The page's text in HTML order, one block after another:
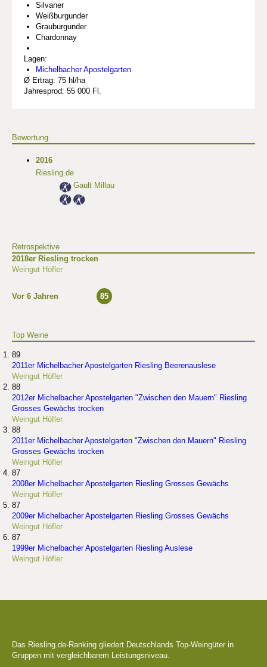
Silvaner
Weißburgunder
Grauburgunder
Chardonnay
Lagen:
Michelbacher Apostelgarten
Ø Ertrag: 75 hl/ha
Jahresprod: 55 000 Fl.
Bewertung
2016
Riesling.de
Gault Millau
Retrospektive
2018er Riesling trocken
Weingut Höfler
Vor 6 Jahren 85
Top Weine
89
2011er Michelbacher Apostelgarten Riesling Beerenauslese
Weingut Höfler
88
2012er Michelbacher Apostelgarten "Zwischen den Mauern" Riesling
Grosses Gewächs trocken
Weingut Höfler
88
2011er Michelbacher Apostelgarten "Zwischen den Mauern" Riesling
Grosses Gewächs trocken
Weingut Höfler
87
2008er Michelbacher Apostelgarten Riesling Grosses Gewächs
Weingut Höfler
87
2009er Michelbacher Apostelgarten Riesling Grosses Gewächs
Weingut Höfler
87
1999er Michelbacher Apostelgarten Riesling Auslese
Weingut Höfler
Das Riesling.de-Ranking gliedert Deutschlands Top-Weingüter in
Gruppen mit vergleichbarem Leistungsniveau.